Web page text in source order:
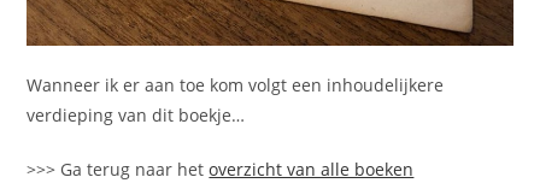
Wanneer ik er aan toe kom volgt een inhoudelijkere
verdieping van dit boekje…
>>> Ga terug naar hetoverzicht van alle boeken